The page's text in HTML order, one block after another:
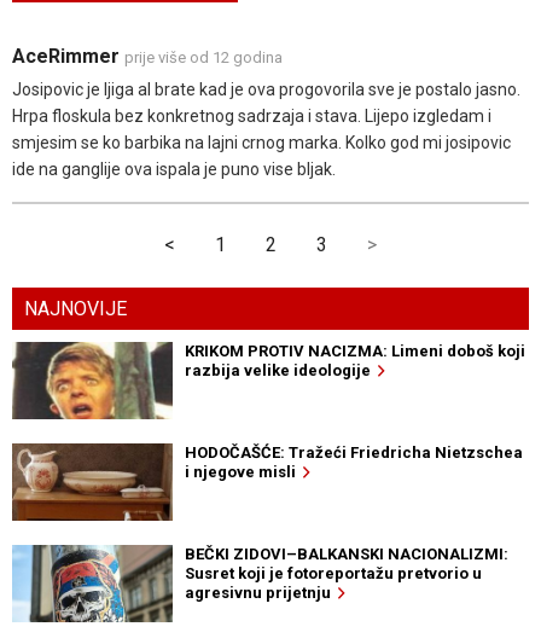
AceRimmer prije više od 12 godina
Josipovic je ljiga al brate kad je ova progovorila sve je postalo jasno.
Hrpa floskula bez konkretnog sadrzaja i stava. Lijepo izgledam i
smjesim se ko barbika na lajni crnog marka. Kolko god mi josipovic
ide na ganglije ova ispala je puno vise bljak.
< 1 2 3 >
NAJNOVIJE
KRIKOM PROTIV NACIZMA: Limeni doboš koji
razbija velike ideologije
HODOČAŠĆE: Tražeći Friedricha Nietzschea
i njegove misli
BEČKI ZIDOVI–BALKANSKI NACIONALIZMI:
Susret koji je fotoreportažu pretvorio u
agresivnu prijetnju